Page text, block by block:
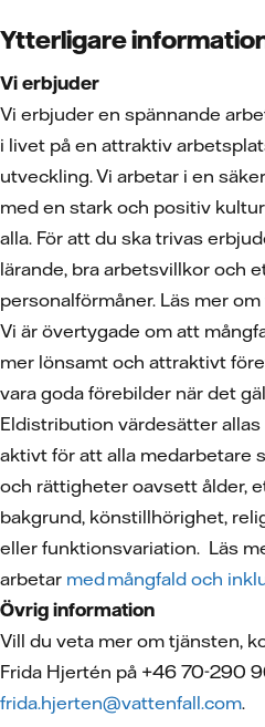
Ytterligare
Vi erbjuder
Vi erbjuder en spännande
i livet på en attraktiv
utveckling. Vi arbetar i en
med en stark och positiv
alla. För att du ska trivas
lärande, bra arbetsvillkor och
personalförmåner. Läs mer om
Vi är övertygade om att
mer lönsamt och attraktivt
vara goda förebilder när det
Eldistribution värdesätter
aktivt för att alla medarbetare
och rättigheter oavsett ålder,
bakgrund, könstillhörighet,
eller funktionsvariation. Läs
arbetar med mångfald och
Övrig information
Vill du veta mer om tjänsten,
Frida Hjertén på +46 70-290
frida.hjerten@vattenfall.com.